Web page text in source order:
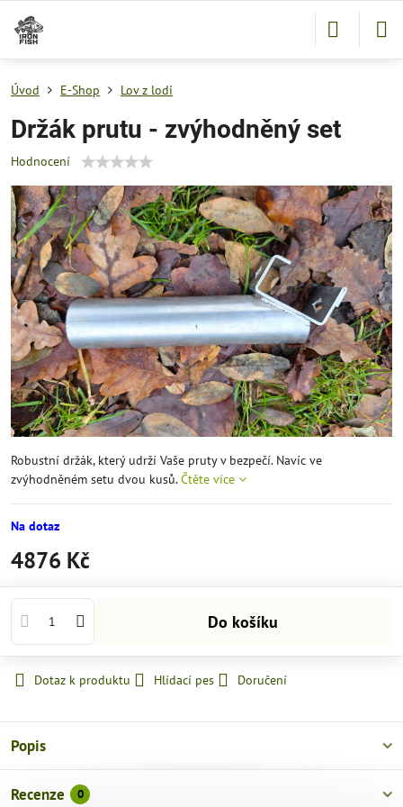
Úvod E-Shop Lov z lodi
Držák prutu - zvýhodněný set
Hodnocení
Robustní držák, který udrží Vaše pruty v bezpečí. Navíc ve
zvýhodněném setu dvou kusů.Čtěte více
Na dotaz
4876 Kč
Do košíku
Dotaz k produktu Hlídací pes Doručení
Popis
Recenze 0